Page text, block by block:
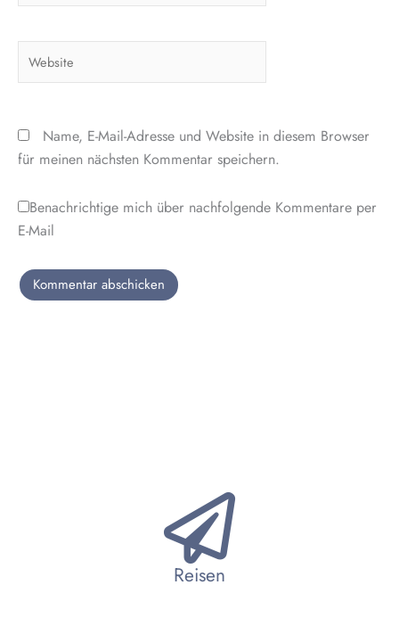
Name, E-Mail-Adresse und Website in diesem Browser
für meinen nächsten Kommentar speichern.
Benachrichtige mich über nachfolgende Kommentare per
E-Mail
Reisen